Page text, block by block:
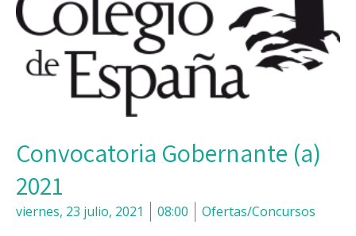
Convocatoria Gobernante (a)
2021
viernes, 23 julio, 2021 08:00 Ofertas/Concursos